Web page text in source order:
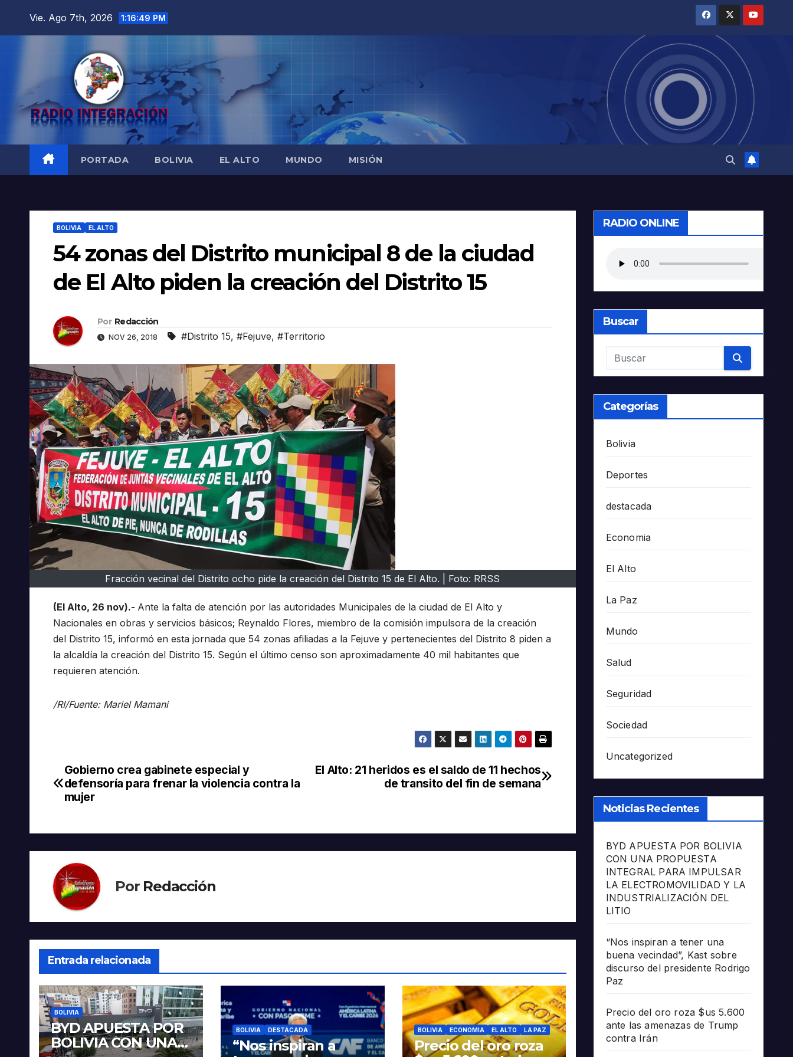
Vie. Ago 7th, 2026 1:16:50 PM
PORTADA BOLIVIA EL ALTO MUNDO MISIÓN
BOLIVIA EL ALTO
54 zonas del Distrito municipal 8 de la ciudad
de El Alto piden la creación del Distrito 15
Por Redacción
NOV 26, 2018 #Distrito 15, #Fejuve, #Territorio
Fracción vecinal del Distrito ocho pide la creación del Distrito 15 de El Alto. | Foto: RRSS
(El Alto, 26 nov).- Ante la falta de atención por las autoridades Municipales de la ciudad de El Alto y
Nacionales en obras y servicios básicos; Reynaldo Flores, miembro de la comisión impulsora de la creación
del Distrito 15, informó en esta jornada que 54 zonas afiliadas a la Fejuve y pertenecientes del Distrito 8 piden a
la alcaldía la creación del Distrito 15. Según el último censo son aproximadamente 40 mil habitantes que
requieren atención.
/RI/Fuente: Mariel Mamani
Navegación
de
El Alto: 21 heridos es el saldo de 11 hechos
de transito del fin de semana
Gobierno crea gabinete especial y
defensoría para frenar la violencia contra la
mujer
Por Redacción
Entrada relacionada
BOLIVIA
BYD APUESTA POR
BOLIVIA CON UNA
BOLIVIA DESTACADA
“Nos inspiran a
BOLIVIA ECONOMIA EL ALTO LA PAZ
Precio del oro roza
RADIO ONLINE
Buscar
Categorías
Bolivia
Deportes
destacada
Economia
El Alto
La Paz
Mundo
Salud
Seguridad
Sociedad
Uncategorized
Noticias Recientes
BYD APUESTA POR BOLIVIA
CON UNA PROPUESTA
INTEGRAL PARA IMPULSAR
LA ELECTROMOVILIDAD Y LA
INDUSTRIALIZACIÓN DEL
LITIO
“Nos inspiran a tener una
buena vecindad”, Kast sobre
discurso del presidente Rodrigo
Paz
Precio del oro roza $us 5.600
ante las amenazas de Trump
contra Irán